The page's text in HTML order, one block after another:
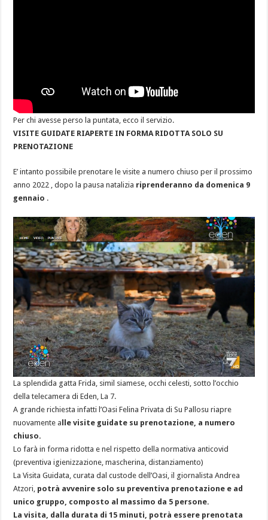
Per chi avesse perso la puntata, ecco il servizio.
VISITE GUIDATE RIAPERTE IN FORMA RIDOTTA SOLO SU
PRENOTAZIONE
E’ intanto possibile prenotare le visite a numero chiuso per il prossimo
anno 2022 , dopo la pausa natalizia riprenderanno da domenica 9
gennaio .
La splendida gatta Frida, simil siamese, occhi celesti, sotto l’occhio
della telecamera di Eden, La 7.
A grande richiesta infatti l’Oasi Felina Privata di Su Pallosu riapre
nuovamente a lle visite guidate su prenotazione, a numero
chiuso.
Lo farà in forma ridotta e nel rispetto della normativa anticovid
(preventiva igienizzazione, mascherina, distanziamento)
La Visita Guidata, curata dal custode dell’Oasi, il giornalista Andrea
Atzori, potrà avvenire solo su preventiva prenotazione e ad
unico gruppo, composto al massimo da 5 persone.
La visita, dalla durata di 15 minuti, potrà essere prenotata